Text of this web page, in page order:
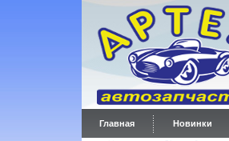
Главная Новинки